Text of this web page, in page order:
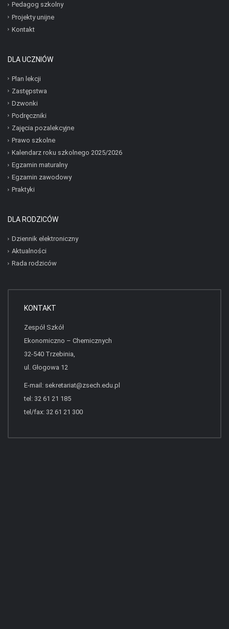
Pedagog szkolny
Projekty unijne
Kontakt
DLA UCZNIÓW
Plan lekcji
Zastępstwa
Dzwonki
Podręczniki
Zajęcia pozalekcyjne
Prawo szkolne
Kalendarz roku szkolnego 2025/2026
Egzamin maturalny
Egzamin zawodowy
Praktyki
DLA RODZICÓW
Dziennik elektroniczny
Aktualności
Rada rodziców
KONTAKT
Zespół Szkół
Ekonomiczno – Chemicznych
32-540 Trzebinia,
ul. Głogowa 12
E-mail: sekretariat@zsech.edu.pl
tel: 32 61 21 185
tel/fax: 32 61 21 300